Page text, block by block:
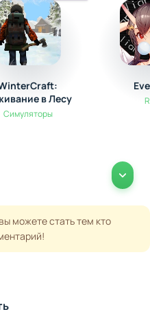
в Лесу
Симуляторы
можете стать тем кто